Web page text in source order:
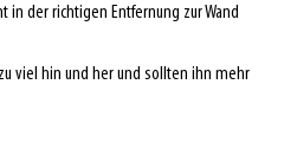
in der richtigen Entfernung zur Wand
viel hin und her und sollten ihn mehr